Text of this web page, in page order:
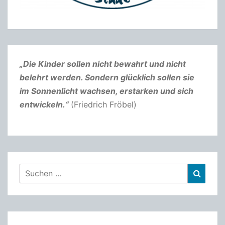
„Die Kinder sollen nicht bewahrt und nicht
belehrt werden. Sondern glücklich sollen sie
im Sonnenlicht wachsen, erstarken und sich
entwickeln.“ (Friedrich Fröbel)
Suchen
nach: